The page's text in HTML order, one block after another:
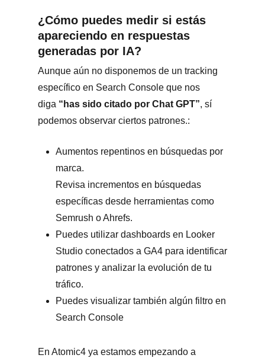
¿Cómo puedes medir si estás
apareciendo en respuestas
generadas por IA?
Aunque aún no disponemos de un tracking
específico en Search Console que nos
diga “has sido citado por Chat GPT”, sí
podemos observar ciertos patrones.:
Aumentos repentinos en búsquedas por
marca.
Revisa incrementos en búsquedas
específicas desde herramientas como
Semrush o Ahrefs.
Puedes utilizar dashboards en Looker
Studio conectados a GA4 para identificar
patrones y analizar la evolución de tu
tráfico.
Puedes visualizar también algún filtro en
Search Console
En Atomic4 ya estamos empezando a